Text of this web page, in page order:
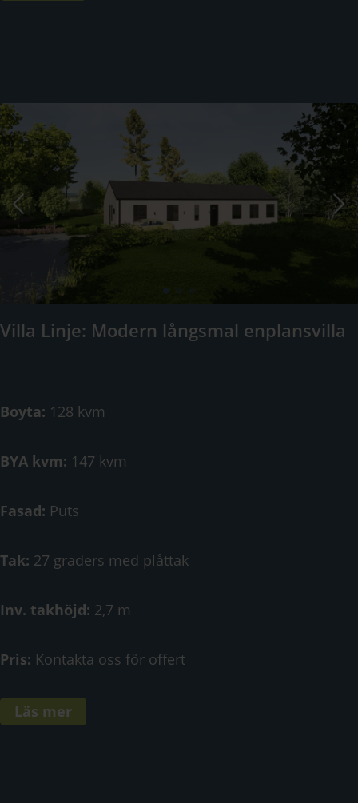
Villa Linje: Modern långsmal enplansvilla
Boyta: 128 kvm
BYA kvm: 147 kvm
Fasad: Puts
Tak: 27 graders med plåttak
Inv. takhöjd: 2,7 m
Pris: Kontakta oss för offert
Läs mer